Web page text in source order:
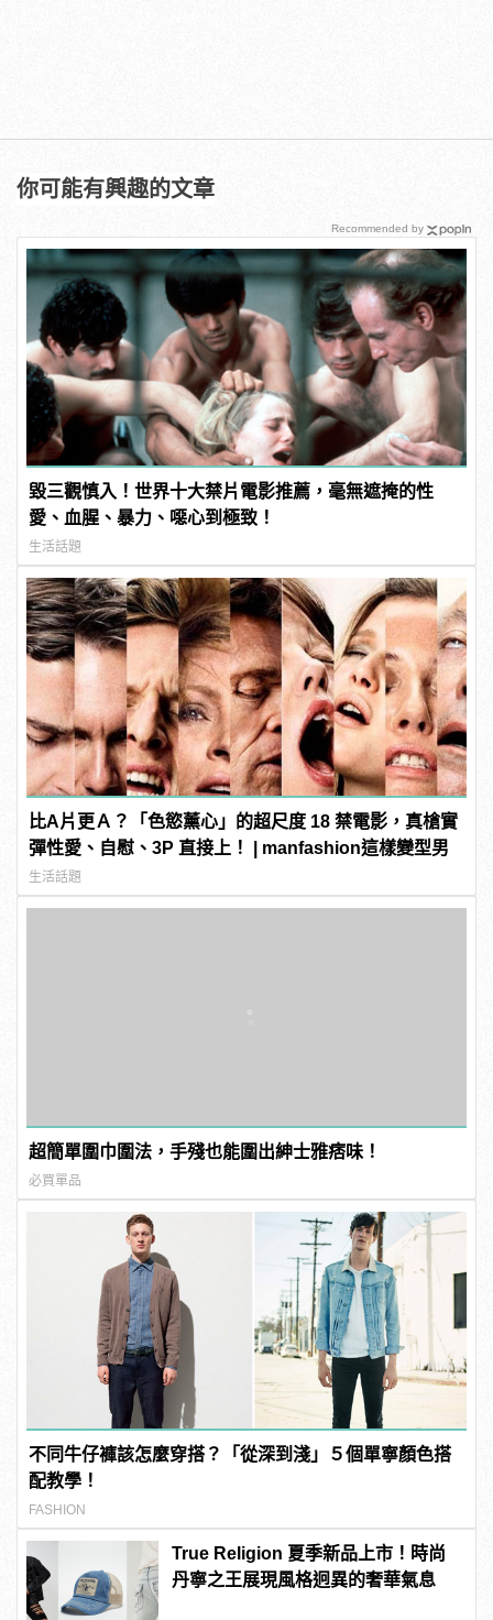
你可能有興趣的文章
毀三觀慎入！世界十大禁片電影推薦，毫無遮掩的性
愛、血腥、暴力、噁心到極致！
生活話題
比A片更Ａ？「色慾薰心」的超尺度 18 禁電影，真槍實
彈性愛、自慰、3P 直接上！ | manfashion這樣變型男
生活話題
超簡單圍巾圍法，手殘也能圍出紳士雅痞味！
必買單品
不同牛仔褲該怎麼穿搭？「從深到淺」５個單寧顏色搭
配教學！
FASHION
True Religion 夏季新品上市！時尚
丹寧之王展現風格迥異的奢華氣息
Recommended by